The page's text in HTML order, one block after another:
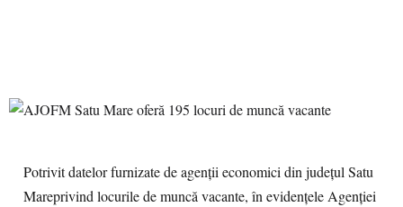
Potrivit datelor furnizate de agenții economici din județul Satu
Mareprivind locurile de muncă vacante, în evidențele Agenției